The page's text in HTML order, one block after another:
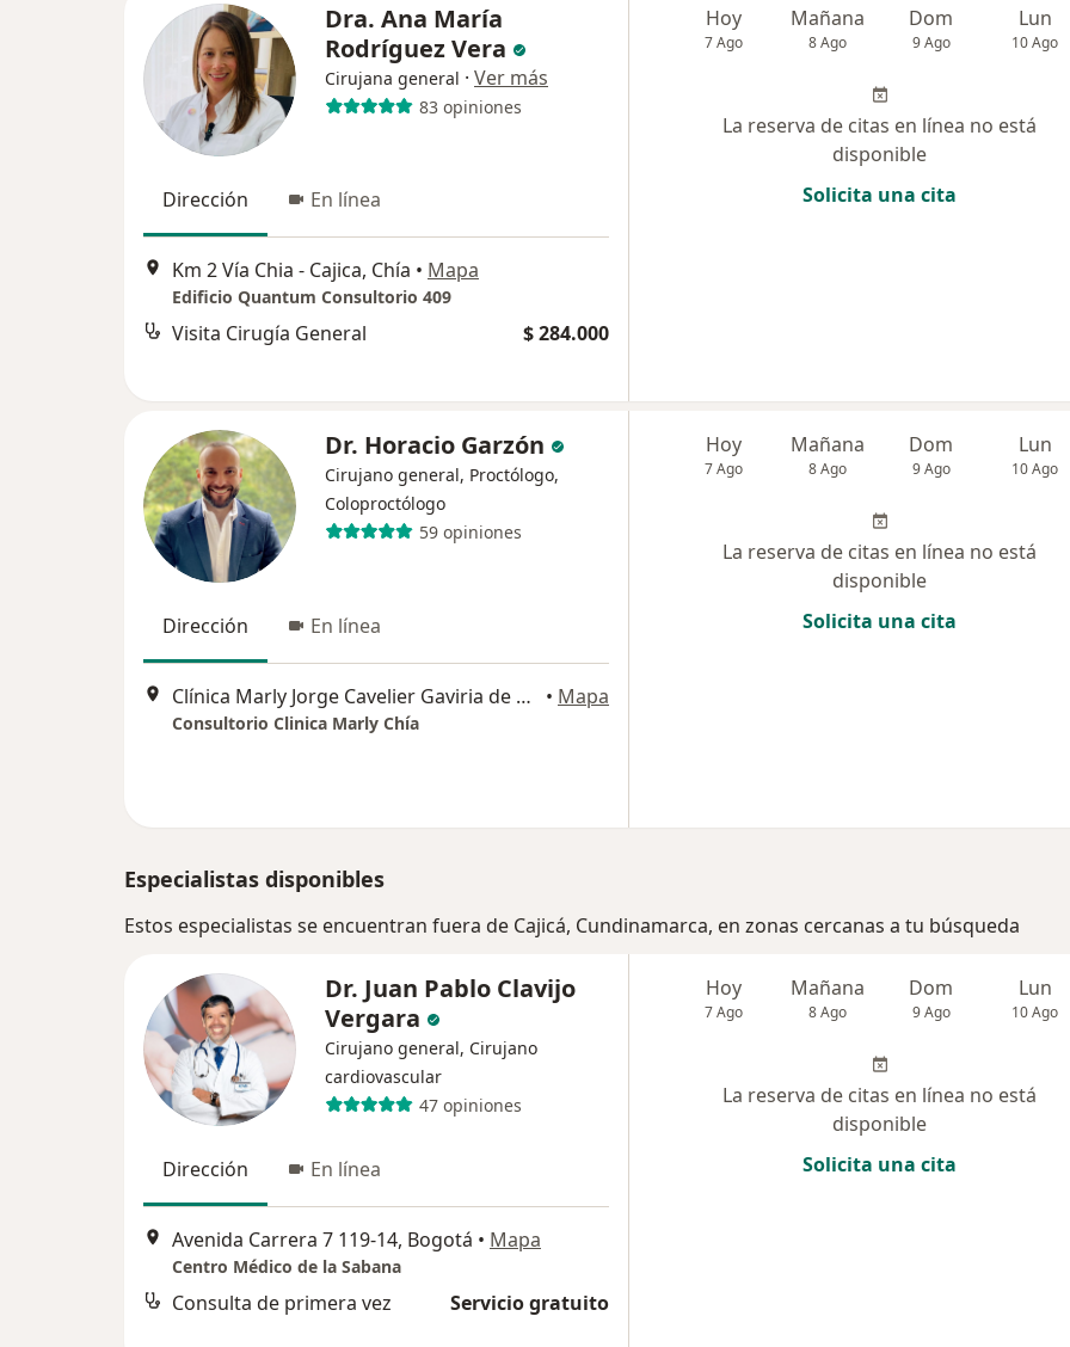
Dra. Ana María
Rodríguez Vera
Cirujana general · Ver más
83 opiniones
Dirección En línea
Km 2 Vía Chia - Cajica, Chía • Mapa
Edificio Quantum Consultorio 409
Visita Cirugía General $ 284.000
Hoy
7 Ago
Mañana
8 Ago
Dom
9 Ago
Lun
10 Ago
La reserva de citas en línea no está
disponible
Solicita una cita
Dr. Horacio Garzón
Cirujano general, Proctólogo,
Coloproctólogo
59 opiniones
Dirección En línea
Clínica Marly Jorge Cavelier Gaviria de Chía, Chía • Mapa
Consultorio Clinica Marly Chía
Hoy
7 Ago
Mañana
8 Ago
Dom
9 Ago
Lun
10 Ago
La reserva de citas en línea no está
disponible
Solicita una cita
Especialistas disponibles
Estos especialistas se encuentran fuera de Cajicá, Cundinamarca, en zonas cercanas a tu búsqueda
Dr. Juan Pablo Clavijo
Vergara
Cirujano general, Cirujano
cardiovascular
47 opiniones
Dirección En línea
Avenida Carrera 7 119-14, Bogotá • Mapa
Centro Médico de la Sabana
Consulta de primera vez Servicio gratuito
Hoy
7 Ago
Mañana
8 Ago
Dom
9 Ago
Lun
10 Ago
La reserva de citas en línea no está
disponible
Solicita una cita